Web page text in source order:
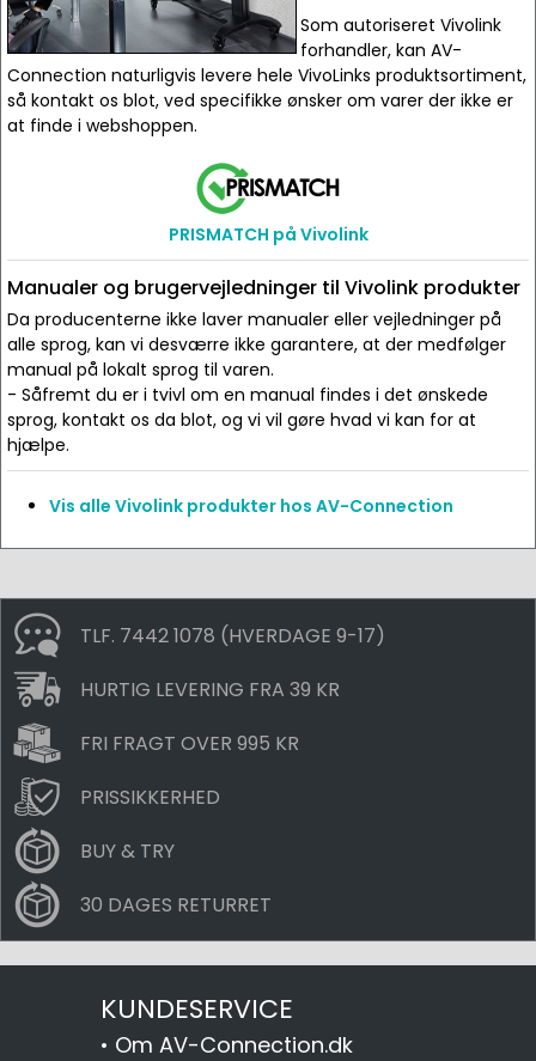
Som autoriseret Vivolink
forhandler, kan AV-
Connection naturligvis levere hele VivoLinks produktsortiment,
så kontakt os blot, ved specifikke ønsker om varer der ikke er
at finde i webshoppen.
PRISMATCH på Vivolink
Manualer og brugervejledninger til Vivolink produkter
Da producenterne ikke laver manualer eller vejledninger på
alle sprog, kan vi desværre ikke garantere, at der medfølger
manual på lokalt sprog til varen.
- Såfremt du er i tvivl om en manual findes i det ønskede
sprog, kontakt os da blot, og vi vil gøre hvad vi kan for at
hjælpe.
Vis alle Vivolink produkter hos AV-Connection
TLF. 7442 1078 (HVERDAGE 9-17)
HURTIG LEVERING FRA 39 KR
FRI FRAGT OVER 995 KR
PRISSIKKERHED
BUY & TRY
30 DAGES RETURRET
KUNDESERVICE
• Om AV-Connection.dk